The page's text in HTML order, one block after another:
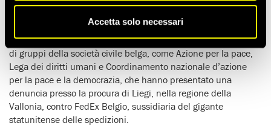
Accetta solo necessari
durante il genocidio tuttora in corsocontro la popolazione
palestinese della Striscia di Gaza occupata.
L’organizzazione per i diritti umani si è unita a una coalizione
di gruppi della società civile belga, come Azione per la pace,
Lega dei diritti umani e Coordinamento nazionale d’azione
per la pace e la democrazia, che hanno presentato una
denuncia presso la procura di Liegi, nella regione della
Vallonia, contro FedEx Belgio, sussidiaria del gigante
statunitense delle spedizioni.